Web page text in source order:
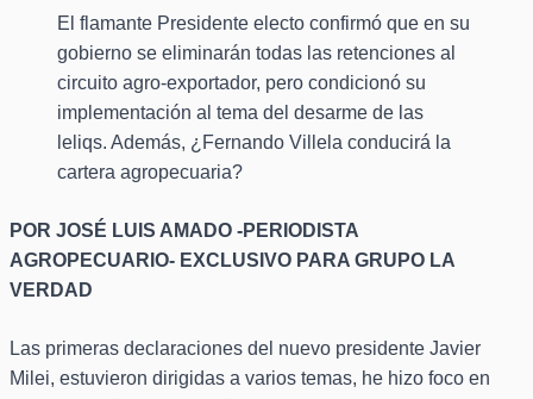
El flamante Presidente electo confirmó que en su
gobierno se eliminarán todas las retenciones al
circuito agro-exportador, pero condicionó su
implementación al tema del desarme de las
leliqs. Además, ¿Fernando Villela conducirá la
cartera agropecuaria?
POR JOSÉ LUIS AMADO -PERIODISTA
AGROPECUARIO- EXCLUSIVO PARA GRUPO LA
VERDAD
Las primeras declaraciones del nuevo presidente Javier
Milei, estuvieron dirigidas a varios temas, he hizo foco en